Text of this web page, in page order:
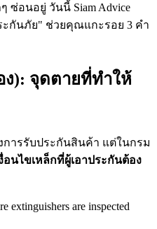
ซ่อนอยู่ วันนี้ Siam Advice
ะกันภัย" ช่วยคุณแกะรอย 3 คำ
ง): จุดตายที่ทำให้
การรับประกันสินค้า แต่ในกรม
อนไขเหล็กที่ผู้เอาประกันต้อง
extinguishers are inspected